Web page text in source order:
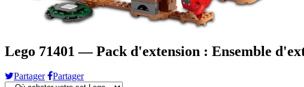
Lego 71401 — Pack d'extension : Ensemble
Partager Partager